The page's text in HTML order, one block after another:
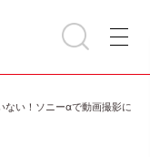
ない！ソニーαで動画撮影に